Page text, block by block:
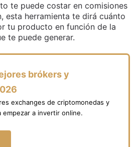
te puede costar en comisiones
esta herramienta te dirá cuánto
tu producto en función de la
te puede generar.
brókers y
exchanges de criptomonedas y
empezar a invertir online.